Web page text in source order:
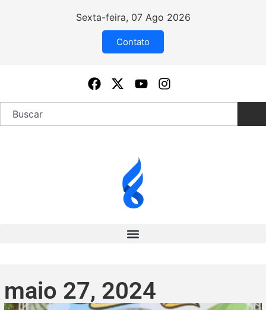
Sexta-feira, 07 Ago 2026
Contato
maio 27, 2024